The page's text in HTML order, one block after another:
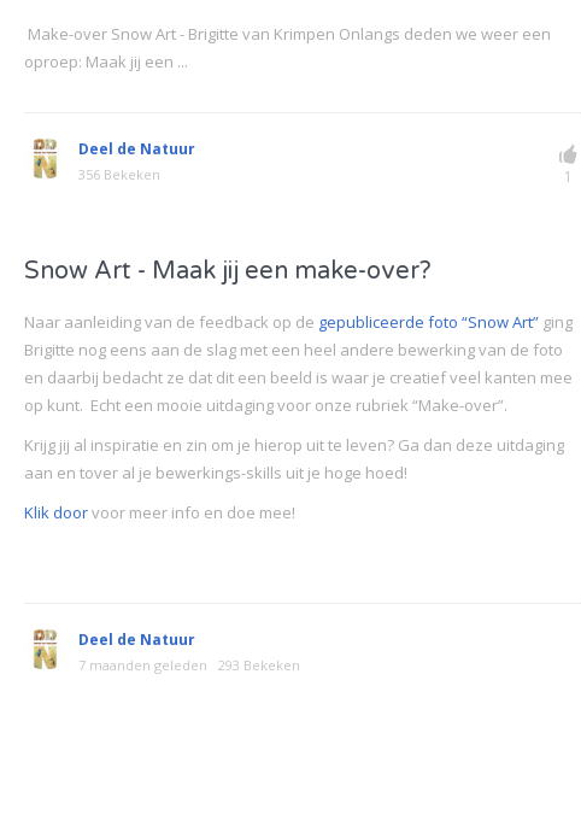
Make-over Snow Art - Brigitte van Krimpen Onlangs deden we weer een
oproep: Maak jij een ...
Deel de Natuur
356 Bekeken 1
Snow Art - Maak jij een make-over?
Naar aanleiding van de feedback op de gepubliceerde foto “Snow Art” ging
Brigitte nog eens aan de slag met een heel andere bewerking van de foto
en daarbij bedacht ze dat dit een beeld is waar je creatief veel kanten mee
op kunt. Echt een mooie uitdaging voor onze rubriek “Make-over”.
Krijg jij al inspiratie en zin om je hierop uit te leven? Ga dan deze uitdaging
aan en tover al je bewerkings-skills uit je hoge hoed!
Klik doorvoor meer info en doe mee!
Deel de Natuur
7 maanden geleden 293 Bekeken